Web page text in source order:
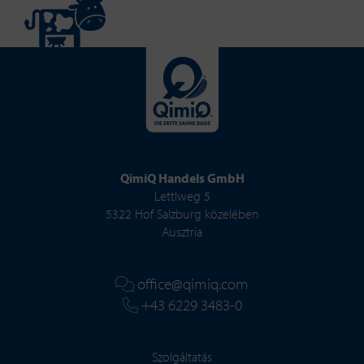
QimiQ Handels GmbH
Lettlweg 5
5322 Hof Salzburg közelében
Ausztria
office@qimiq.com
+43 6229 3483-0
Szolgáltatás